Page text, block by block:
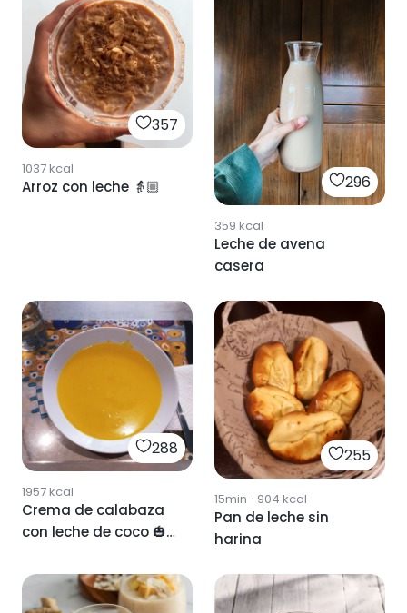
357
1037kcal
Arroz con leche 👵🏼 296
359 kcal
Leche de avena
casera
288
1957kcal
Crema de calabaza
con leche de coco 🎃
255
15min · 904 kcal
Pan de leche sin
harina